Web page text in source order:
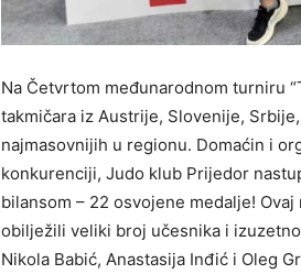
Na Četvrtom međunarodnom turniru
takmičara iz Austrije, Slovenije,
najmasovnijih u regionu. Domaćin i
konkurenciji, Judo klub Prijedor
bilansom – 22 osvojene medalje!
obilježili veliki broj učesnika i
Nikola Babić, Anastasija Inđić i Oleg